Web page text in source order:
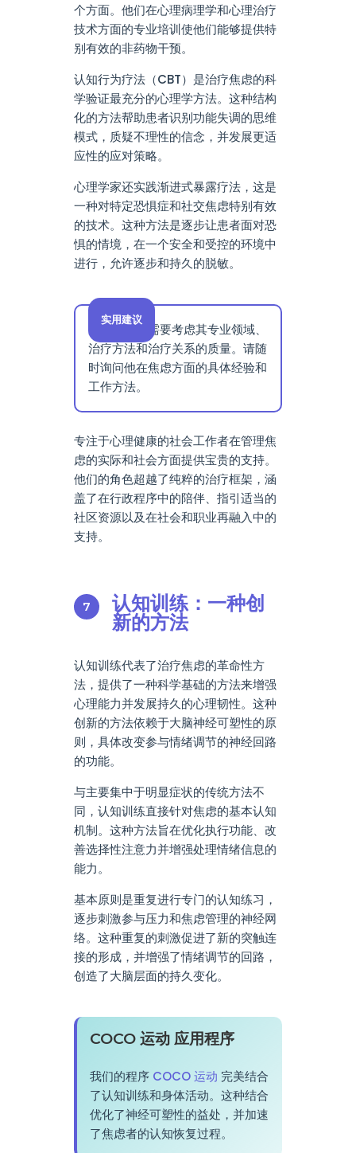
个方面。他们在心理病理学和心理治疗
技术方面的专业培训使他们能够提供特
别有效的非药物干预。
认知行为疗法（CBT）是治疗焦虑的科
学验证最充分的心理学方法。这种结构
化的方法帮助患者识别功能失调的思维
模式，质疑不理性的信念，并发展更适
应性的应对策略。
心理学家还实践渐进式暴露疗法，这是
一种对特定恐惧症和社交焦虑特别有效
的技术。这种方法是逐步让患者面对恐
惧的情境，在一个安全和受控的环境中
进行，允许逐步和持久的脱敏。
实用建议
选择治疗师需要考虑其专业领域、
治疗方法和治疗关系的质量。请随
时询问他在焦虑方面的具体经验和
工作方法。
专注于心理健康的社会工作者在管理焦
虑的实际和社会方面提供宝贵的支持。
他们的角色超越了纯粹的治疗框架，涵
盖了在行政程序中的陪伴、指引适当的
社区资源以及在社会和职业再融入中的
支持。
认知训练：一种创
新的方法
认知训练代表了治疗焦虑的革命性方
法，提供了一种科学基础的方法来增强
心理能力并发展持久的心理韧性。这种
创新的方法依赖于大脑神经可塑性的原
则，具体改变参与情绪调节的神经回路
的功能。
与主要集中于明显症状的传统方法不
同，认知训练直接针对焦虑的基本认知
机制。这种方法旨在优化执行功能、改
善选择性注意力并增强处理情绪信息的
能力。
基本原则是重复进行专门的认知练习，
逐步刺激参与压力和焦虑管理的神经网
络。这种重复的刺激促进了新的突触连
接的形成，并增强了情绪调节的回路，
创造了大脑层面的持久变化。
COCO 运动 应用程序
我们的程序 COCO 运动 完美结合
了认知训练和身体活动。这种结合
优化了神经可塑性的益处，并加速
了焦虑者的认知恢复过程。